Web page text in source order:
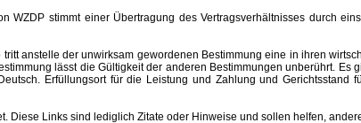
stimmt einer Übertragung des Vertragsverhältnisses durch
der unwirksam gewordenen Bestimmung eine in ihren
lässt die Gültigkeit der anderen Bestimmungen unberührt. Es
Erfüllungsort für die Leistung und Zahlungund Gerichtsstand
Links sind lediglich Zitate oder Hinweise und sollen helfen,